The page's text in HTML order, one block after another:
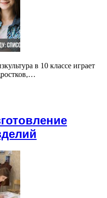
в 10 классе играет